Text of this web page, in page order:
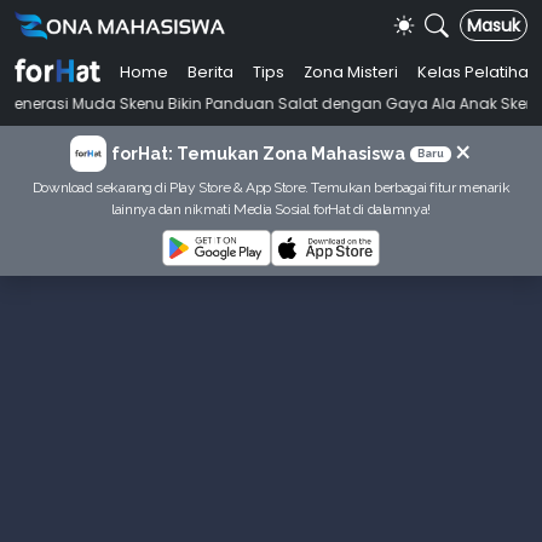
Masuk
Home Berita Tips Zona Misteri
Kelas Pelatihan
Skenu Bikin Panduan Salat dengan Gaya Ala Anak Skena •
forHat: Temukan Zona Mahasiswa Baru ×
Download sekarang di Play Store & App Store. Temukan berbagai fitur menarik
lainnya dan nikmati Media Sosial forHat di dalamnya!